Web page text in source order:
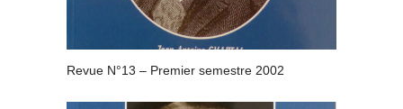
Revue N°13 – Premier semestre 2002